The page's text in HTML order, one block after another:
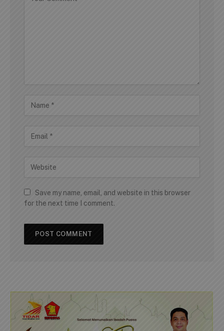
Save my name, email, and website in this browser
for the next time I comment.